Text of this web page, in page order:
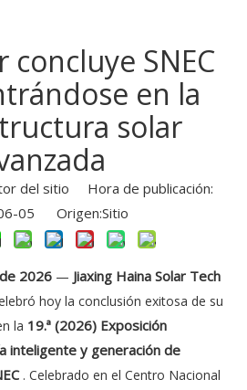
concluye SNEC
en la
solar
del sitio Hora de publicación:
05 Origen:Sitio
2026 — Jiaxing Haina Solar Tech
hoy la conclusión exitosa de su
la 19.ª (2026) Exposición
inteligente y generación de
. Celebrado en el Centro Nacional